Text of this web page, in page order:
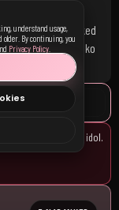
drag sila sa Ranked
mo sa pampubliko
at i-rank ang mga idol.
understand usage,
older. By continuing, you
Privacy Policy